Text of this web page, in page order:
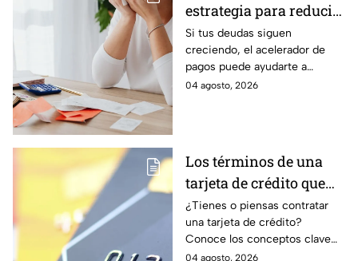
estrategia para reducir
tus deudas más rápido
y recuperar el control
de tus finanzas
Si tus deudas siguen
creciendo, el acelerador de
pagos puede ayudarte a
ordenar tus finanzas, priorizar
04 agosto, 2026
Los términos de una
tarjeta de crédito que
debes entender para
evitar deudas
¿Tienes o piensas contratar
una tarjeta de crédito?
Conoce los conceptos clave
como CAT, fecha de corte,
04 agosto, 2026